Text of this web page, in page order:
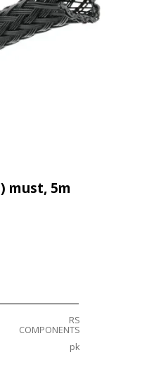
must, 5m
RS
COMPONENTS
pk